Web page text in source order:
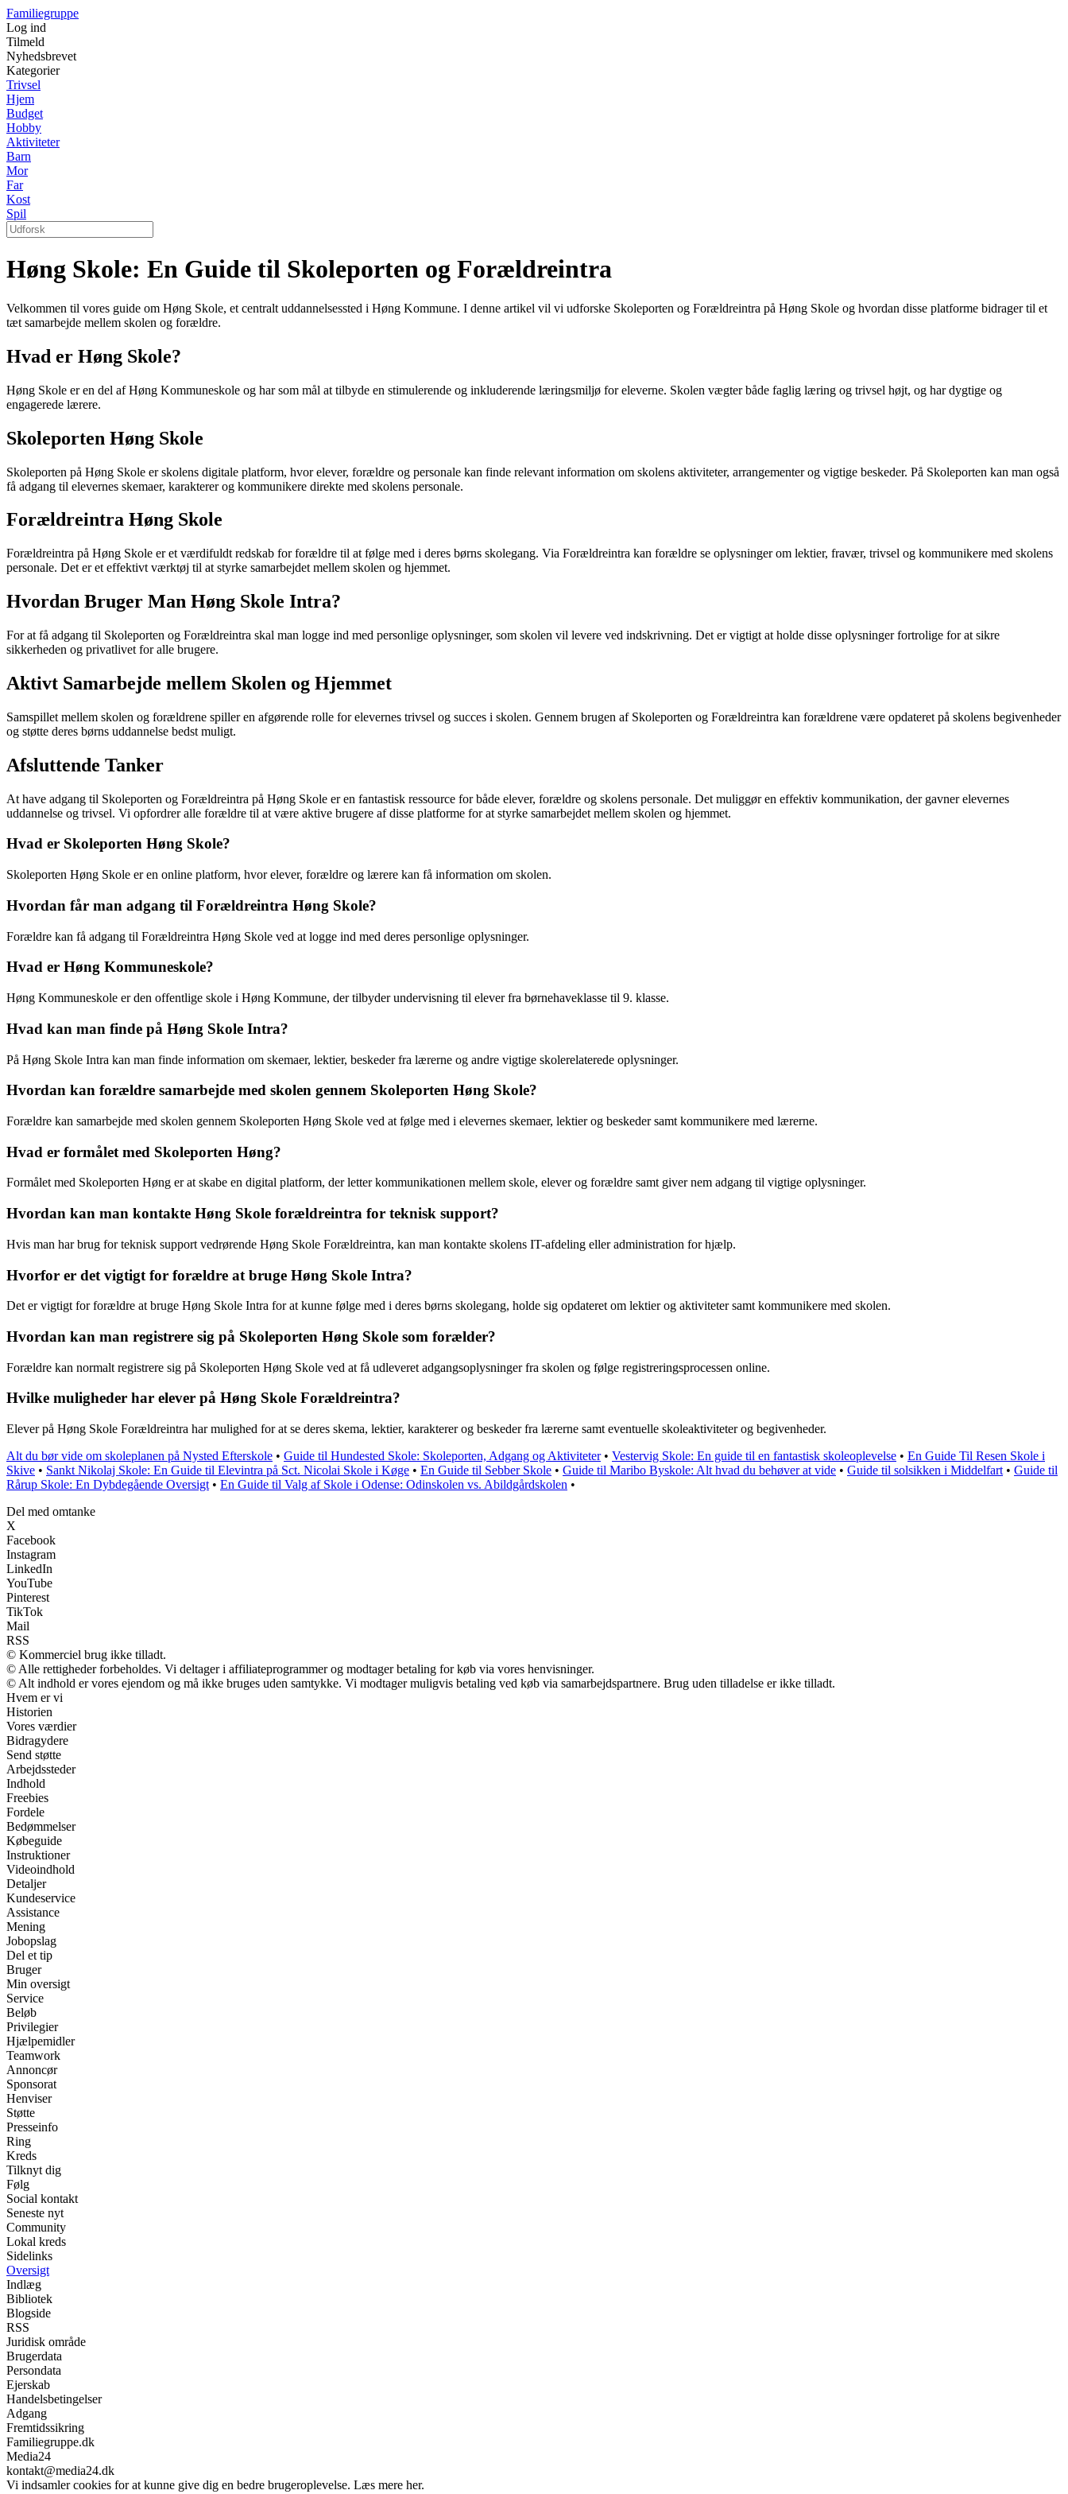
Familiegruppe
Log ind
Tilmeld
Nyhedsbrevet
Kategorier
Trivsel
Hjem
Budget
Hobby
Aktiviteter
Barn
Mor
Far
Kost
Spil
Høng Skole: En Guide til Skoleporten og Forældreintra
Velkommen til vores guide om Høng Skole, et centralt uddannelsessted i Høng Kommune. I denne artikel vil vi udforske Skoleporten og Forældreintra på Høng Skole og hvordan disse platforme bidrager til et
tæt samarbejde mellem skolen og forældre.
Hvad er Høng Skole?
Høng Skole er en del af Høng Kommuneskole og har som mål at tilbyde en stimulerende og inkluderende læringsmiljø for eleverne. Skolen vægter både faglig læring og trivsel højt, og har dygtige og
engagerede lærere.
Skoleporten Høng Skole
Skoleporten på Høng Skole er skolens digitale platform, hvor elever, forældre og personale kan finde relevant information om skolens aktiviteter, arrangementer og vigtige beskeder. På Skoleporten kan man også
få adgang til elevernes skemaer, karakterer og kommunikere direkte med skolens personale.
Forældreintra Høng Skole
Forældreintra på Høng Skole er et værdifuldt redskab for forældre til at følge med i deres børns skolegang. Via Forældreintra kan forældre se oplysninger om lektier, fravær, trivsel og kommunikere med skolens
personale. Det er et effektivt værktøj til at styrke samarbejdet mellem skolen og hjemmet.
Hvordan Bruger Man Høng Skole Intra?
For at få adgang til Skoleporten og Forældreintra skal man logge ind med personlige oplysninger, som skolen vil levere ved indskrivning. Det er vigtigt at holde disse oplysninger fortrolige for at sikre
sikkerheden og privatlivet for alle brugere.
Aktivt Samarbejde mellem Skolen og Hjemmet
Samspillet mellem skolen og forældrene spiller en afgørende rolle for elevernes trivsel og succes i skolen. Gennem brugen af Skoleporten og Forældreintra kan forældrene være opdateret på skolens begivenheder
og støtte deres børns uddannelse bedst muligt.
Afsluttende Tanker
At have adgang til Skoleporten og Forældreintra på Høng Skole er en fantastisk ressource for både elever, forældre og skolens personale. Det muliggør en effektiv kommunikation, der gavner elevernes
uddannelse og trivsel. Vi opfordrer alle forældre til at være aktive brugere af disse platforme for at styrke samarbejdet mellem skolen og hjemmet.
Hvad er Skoleporten Høng Skole?
Skoleporten Høng Skole er en online platform, hvor elever, forældre og lærere kan få information om skolen.
Hvordan får man adgang til Forældreintra Høng Skole?
Forældre kan få adgang til Forældreintra Høng Skole ved at logge ind med deres personlige oplysninger.
Hvad er Høng Kommuneskole?
Høng Kommuneskole er den offentlige skole i Høng Kommune, der tilbyder undervisning til elever fra børnehaveklasse til 9. klasse.
Hvad kan man finde på Høng Skole Intra?
På Høng Skole Intra kan man finde information om skemaer, lektier, beskeder fra lærerne og andre vigtige skolerelaterede oplysninger.
Hvordan kan forældre samarbejde med skolen gennem Skoleporten Høng Skole?
Forældre kan samarbejde med skolen gennem Skoleporten Høng Skole ved at følge med i elevernes skemaer, lektier og beskeder samt kommunikere med lærerne.
Hvad er formålet med Skoleporten Høng?
Formålet med Skoleporten Høng er at skabe en digital platform, der letter kommunikationen mellem skole, elever og forældre samt giver nem adgang til vigtige oplysninger.
Hvordan kan man kontakte Høng Skole forældreintra for teknisk support?
Hvis man har brug for teknisk support vedrørende Høng Skole Forældreintra, kan man kontakte skolens IT-afdeling eller administration for hjælp.
Hvorfor er det vigtigt for forældre at bruge Høng Skole Intra?
Det er vigtigt for forældre at bruge Høng Skole Intra for at kunne følge med i deres børns skolegang, holde sig opdateret om lektier og aktiviteter samt kommunikere med skolen.
Hvordan kan man registrere sig på Skoleporten Høng Skole som forælder?
Forældre kan normalt registrere sig på Skoleporten Høng Skole ved at få udleveret adgangsoplysninger fra skolen og følge registreringsprocessen online.
Hvilke muligheder har elever på Høng Skole Forældreintra?
Elever på Høng Skole Forældreintra har mulighed for at se deres skema, lektier, karakterer og beskeder fra lærerne samt eventuelle skoleaktiviteter og begivenheder.
Alt du bør vide om skoleplanen på Nysted Efterskole • Guide til Hundested Skole: Skoleporten, Adgang og Aktiviteter• Vestervig Skole: En guide til en fantastisk skoleoplevelse • En Guide Til Resen Skole i
Skive • Sankt Nikolaj Skole: En Guide til Elevintra på Sct. Nicolai Skole i Køge • En Guide til Sebber Skole • Guide til Maribo Byskole: Alt hvad du behøver at vide • Guide til solsikken i Middelfart • Guide til
Rårup Skole: En Dybdegående Oversigt • En Guide til Valg af Skole i Odense: Odinskolen vs. Abildgårdskolen •
Del med omtanke
X
Facebook
Instagram
LinkedIn
YouTube
Pinterest
TikTok
Mail
RSS
© Kommerciel brug ikke tilladt.
© Alle rettigheder forbeholdes. Vi deltager i affiliateprogrammer og modtager betaling for køb via vores henvisninger.
© Alt indhold er vores ejendom og må ikke bruges uden samtykke. Vi modtager muligvis betaling ved køb via samarbejdspartnere. Brug uden tilladelse er ikke tilladt.
Hvem er vi
Historien
Vores værdier
Bidragydere
Send støtte
Arbejdssteder
Indhold
Freebies
Fordele
Bedømmelser
Købeguide
Instruktioner
Videoindhold
Detaljer
Kundeservice
Assistance
Mening
Jobopslag
Del et tip
Bruger
Min oversigt
Service
Beløb
Privilegier
Hjælpemidler
Teamwork
Annoncør
Sponsorat
Henviser
Støtte
Presseinfo
Ring
Kreds
Tilknyt dig
Følg
Social kontakt
Seneste nyt
Community
Lokal kreds
Sidelinks
Oversigt
Indlæg
Bibliotek
Blogside
RSS
Juridisk område
Brugerdata
Persondata
Ejerskab
Handelsbetingelser
Adgang
Fremtidssikring
Familiegruppe.dk
Media24
kontakt@media24.dk
Vi indsamler cookies for at kunne give dig en bedre brugeroplevelse. Læs mere her.